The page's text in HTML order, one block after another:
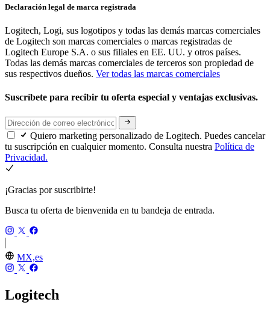
Declaración legal de marca registrada
Logitech, Logi, sus logotipos y todas las demás marcas comerciales
de Logitech son marcas comerciales o marcas registradas de
Logitech Europe S.A. o sus filiales en EE. UU. y otros países.
Todas las demás marcas comerciales de terceros son propiedad de
sus respectivos dueños. Ver todas las marcas comerciales
Suscríbete para recibir tu oferta especial y ventajas exclusivas.
Quiero marketing personalizado de Logitech. Puedes cancelar
tu suscripción en cualquier momento. Consulta nuestra Política de
Privacidad.
¡Gracias por suscribirte!
Busca tu oferta de bienvenida en tu bandeja de entrada.
MX,es
Logitech